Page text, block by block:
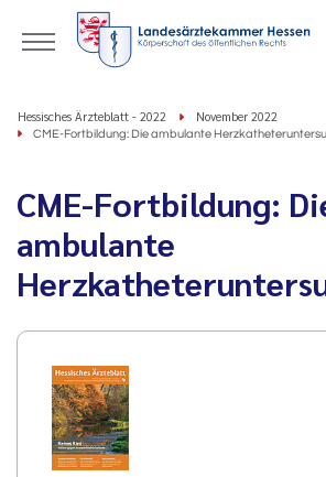
Hessisches Ärzteblatt - 2022 November 2022
CME-Fortbildung: Die ambulante
CME-Fortbildung:
ambulante